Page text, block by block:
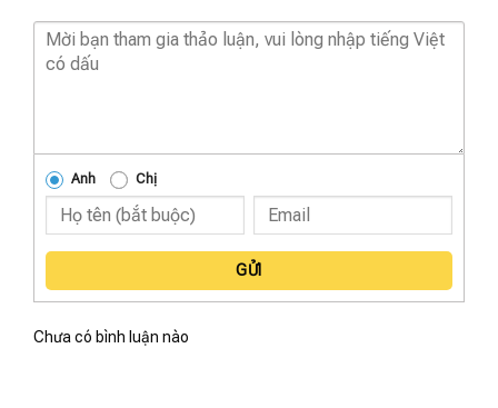
Anh Chị
GỬI
Chưa có bình luận nào